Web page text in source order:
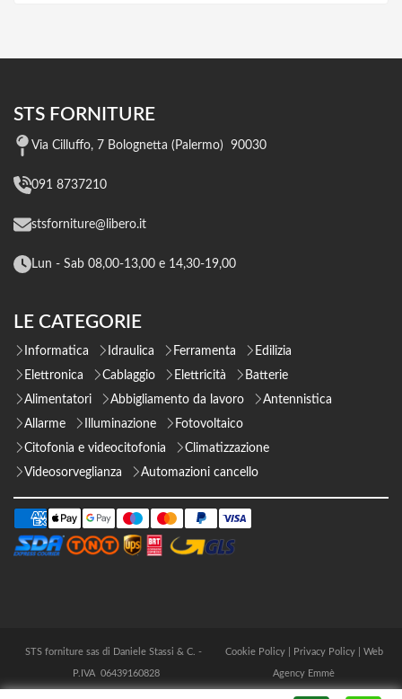
STS FORNITURE
Via Cilluffo, 7 Bolognetta (Palermo) 90030
091 8737210
stsforniture@libero.it
Lun - Sab 08,00-13,00 e 14,30-19,00
LE CATEGORIE
Informatica Idraulica Ferramenta
Edilizia
Elettronica
Cablaggio Elettricità
Batterie
Alimentatori
Abbigliamento da lavoro
Antennistica
Allarme
Illuminazione
Fotovoltaico
Citofonia e videocitofonia
Climatizzazione
Videosorveglianza
Automazioni cancello
STS forniture sas di Daniele Stassi & C. -
P.IVA 06439160828
Cookie Policy| Privacy Policy| Web
Agency Emmè